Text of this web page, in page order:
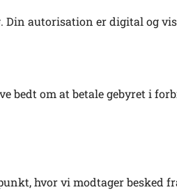
Din autorisation er digital og
bedt om at betale gebyret i
hvor vi modtager besked